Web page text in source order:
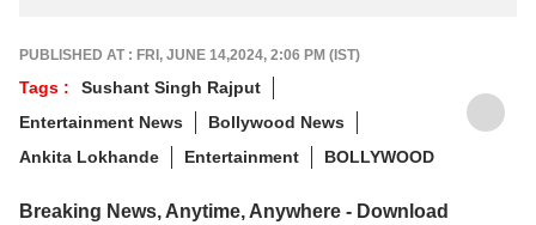
PUBLISHED AT : FRI, JUNE 14,2024, 2:06 PM (IST)
Tags :
Sushant Singh Rajput
Entertainment News
Bollywood News
Ankita Lokhande
Entertainment BOLLYWOOD
Breaking News, Anytime, Anywhere - Download